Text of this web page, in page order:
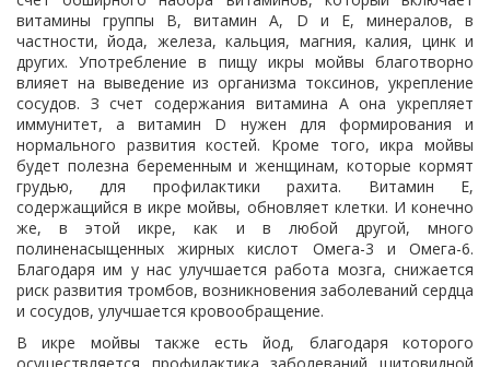
витамины группы В, витамин А, D и Е, минералов, в
частности, йода, железа, кальция, магния, калия, цинк и
других. Употребление в пищу икры мойвы благотворно
влияет на выведение из организма токсинов, укрепление
сосудов. З счет содержания витамина А она укрепляет
иммунитет, а витамин D нужен для формирования и
нормального развития костей. Кроме того, икра мойвы
будет полезна беременным и женщинам, которые кормят
грудью, для профилактики рахита. Витамин Е,
содержащийся в икре мойвы, обновляет клетки. И конечно
же, в этой икре, как и в любой другой, много
полиненасыщенных жирных кислот Омега-3 и Омега-6.
Благодаря им у нас улучшается работа мозга, снижается
риск развития тромбов, возникновения заболеваний сердца
и сосудов, улучшается кровообращение.
В икре мойвы также есть йод, благодаря которого